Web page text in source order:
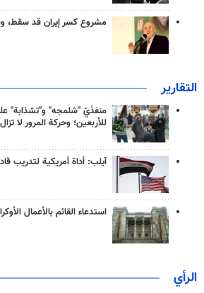
مشروع كسر إيران قد سقط،
التقارير
منفذَيّ "شلمجه" و"تشذابة"
للأربعين؛ وحركة المرور لا
آيلب: أداة أمريكية لتدريب
استدعاء القائم بالأعمال
الرأي